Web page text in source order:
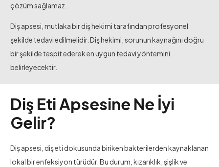
çözüm sağlamaz.
Diş apsesi, mutlaka bir diş hekimi tarafından profesyonel
şekilde tedavi edilmelidir. Diş hekimi, sorunun kaynağını doğru
bir şekilde tespit ederek en uygun tedavi yöntemini
belirleyecektir.
Diş Eti Apsesine Ne İyi
Gelir?
Diş apsesi, diş eti dokusunda biriken bakterilerden kaynaklanan
lokal bir enfeksiyon türüdür. Bu durum, kızarıklık, şişlik ve